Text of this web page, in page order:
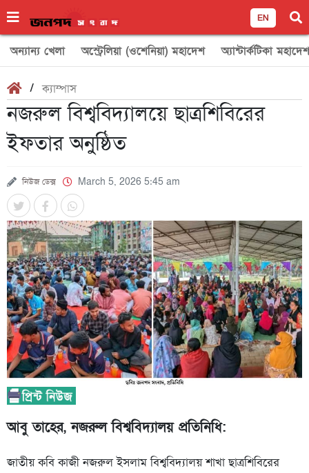
EN
অন্যান্য খেলা অস্ট্রেলিয়া (ওশেনিয়া) মহাদেশ অ্যান্টার্কটিকা মহাদেশ
/ক্যাম্পাস
নজরুল বিশ্ববিদ্যালয়ে ছাত্রশিবিরের
ইফতার অনুষ্ঠিত
নিউজ ডেক্স March 5, 2026 5:45 am
আবু তাহের, নজরুল বিশ্ববিদ্যালয় প্রতিনিধি:
জাতীয় কবি কাজী নজরুল ইসলাম বিশ্ববিদ্যালয় শাখা ছাত্রশিবিরের